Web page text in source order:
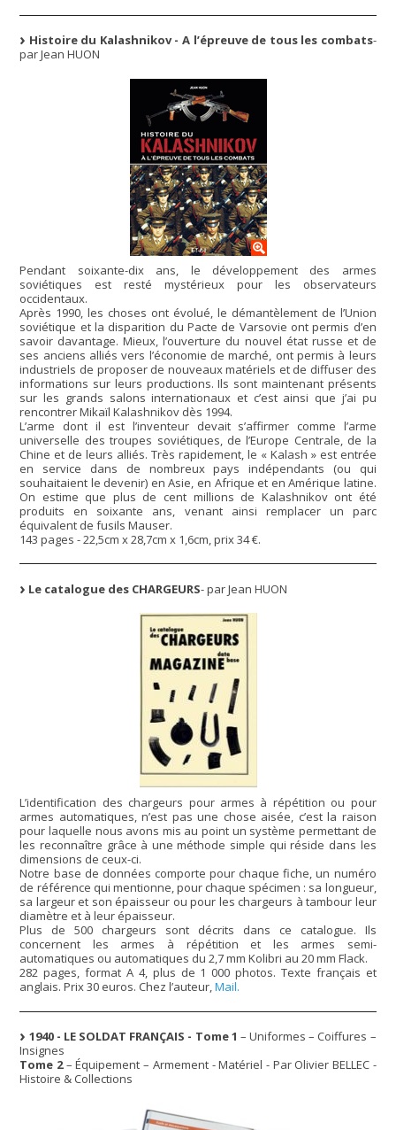
Histoire du Kalashnikov - A l’épreuve de tous les combats-
par Jean HUON
Pendant soixante-dix ans, le développement des armes
soviétiques est resté mystérieux pour les observateurs
occidentaux.
Après 1990, les choses ont évolué, le démantèlement de l’Union
soviétique et la disparition du Pacte de Varsovie ont permis d’en
savoir davantage. Mieux, l’ouverture du nouvel état russe et de
ses anciens alliés vers l’économie de marché, ont permis à leurs
industriels de proposer de nouveaux matériels et de diffuser des
informations sur leurs productions. Ils sont maintenant présents
sur les grands salons internationaux et c’est ainsi que j’ai pu
rencontrer Mikaïl Kalashnikov dès 1994.
L’arme dont il est l’inventeur devait s’affirmer comme l’arme
universelle des troupes soviétiques, de l’Europe Centrale, de la
Chine et de leurs alliés. Très rapidement, le « Kalash » est entrée
en service dans de nombreux pays indépendants (ou qui
souhaitaient le devenir) en Asie, en Afrique et en Amérique latine.
On estime que plus de cent millions de Kalashnikov ont été
produits en soixante ans, venant ainsi remplacer un parc
équivalent de fusils Mauser.
143 pages - 22,5cm x 28,7cm x 1,6cm, prix 34 €.
Le catalogue des CHARGEURS- par Jean HUON
L’identification des chargeurs pour armes à répétition ou pour
armes automatiques, n’est pas une chose aisée, c’est la raison
pour laquelle nous avons mis au point un système permettant de
les reconnaître grâce à une méthode simple qui réside dans les
dimensions de ceux-ci.
Notre base de données comporte pour chaque fiche, un numéro
de référence qui mentionne, pour chaque spécimen : sa longueur,
sa largeur et son épaisseur ou pour les chargeurs à tambour leur
diamètre et à leur épaisseur.
Plus de 500 chargeurs sont décrits dans ce catalogue. Ils
concernent les armes à répétition et les armes semi-
automatiques ou automatiques du 2,7 mm Kolibri au 20 mm Flack.
282 pages, format A 4, plus de 1 000 photos. Texte français et
anglais. Prix 30 euros. Chez l’auteur,Mail.
1940 - LE SOLDAT FRANÇAIS - Tome 1 – Uniformes – Coiffures –
Insignes
Tome 2– Équipement – Armement - Matériel - Par Olivier BELLEC -
Histoire & Collections